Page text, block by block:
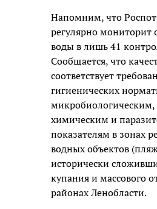
Напомним, что
регулярно мониторит
воды в лишь 41
Сообщается, что
соответствует
гигиенических
микробиологическим,
химическим и
показателям в зонах
водных объектов
исторически
купания и массового
районах Ленобласти.